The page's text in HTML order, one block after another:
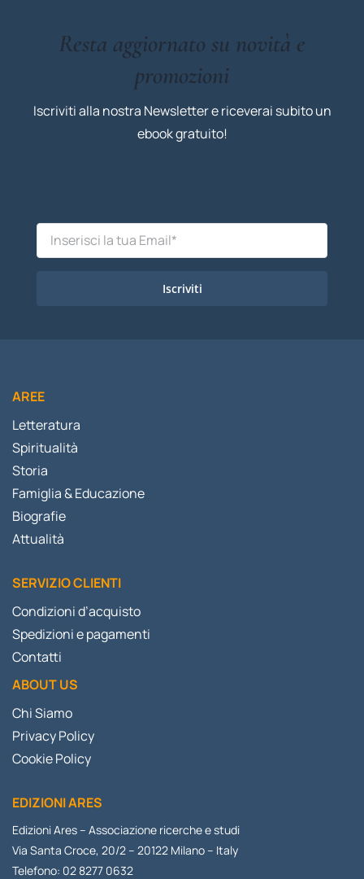
Resta aggiornato su novità e
promozioni
Iscriviti alla nostra Newsletter e riceverai subito un
ebook gratuito!
Iscriviti
AREE
Letteratura
Spiritualità
Storia
Famiglia & Educazione
Biografie
Attualità
SERVIZIO CLIENTI
Condizioni d’acquisto
Spedizioni e pagamenti
Contatti
ABOUT US
Chi Siamo
Privacy Policy
Cookie Policy
EDIZIONI ARES
Edizioni Ares – Associazione ricerche e studi
Via Santa Croce, 20/2 – 20122 Milano – Italy
Telefono: 02 8277 0632